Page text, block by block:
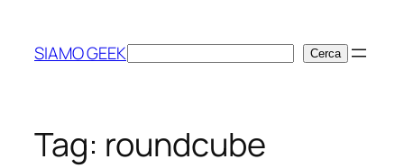
contenuto
SIAMO GEEKCerca Cerca
Tag: roundcube